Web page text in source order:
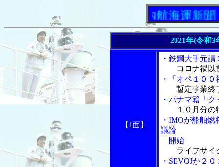
「内航海運新聞」
2021年(令和
【1面】
・鉄鋼大手元
コロナ禍以
・「オペ１０
暫定事業終
・パナマ籍「
１０月分の
・IMOが船舶
議論
開始
ライフサイ
・SEVOJが２